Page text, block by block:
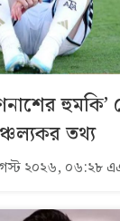
তথ্য
২০২৬, ০৬:২৮